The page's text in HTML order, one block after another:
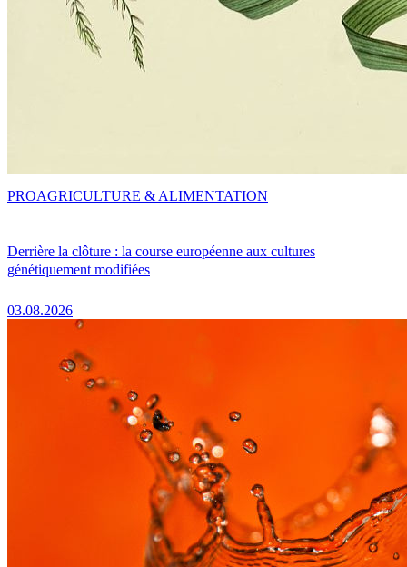
Derrière la clôture : la course européenne aux cultures
génétiquement modifiées
03.08.2026
PROAGRICULTURE & ALIMENTATION